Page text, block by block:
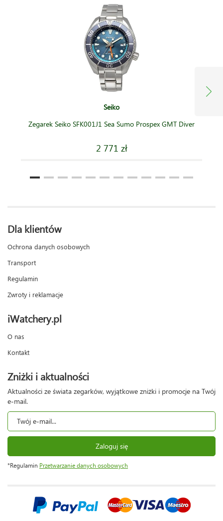
Seiko
Zegarek Seiko SFK001J1 Sea Sumo Prospex GMT Diver
2 771 zł
Dla klientów
Ochrona danych osobowych
Transport
Regulamin
Zwroty i reklamacje
iWatchery.pl
O nas
Kontakt
Zniżki i aktualności
Aktualności ze świata zegarków, wyjątkowe zniżki i promocje na Twój
e-mail.
Zaloguj się
*Regulamin Przetwarzanie danych osobowych